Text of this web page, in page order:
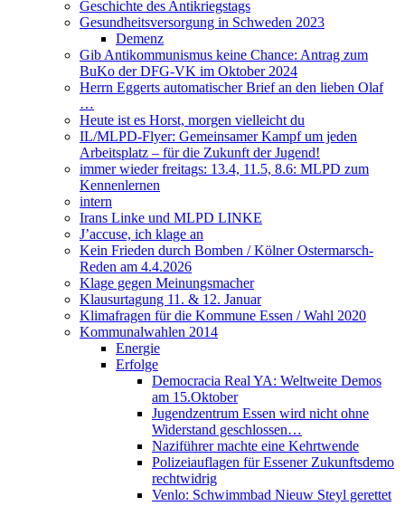
Geschichte des Antikriegstags
Gesundheitsversorgung in Schweden 2023
Demenz
Gib Antikommunismus keine Chance: Antrag zum
BuKo der DFG-VK im Oktober 2024
Herrn Eggerts automatischer Brief an den lieben Olaf
…
Heute ist es Horst, morgen vielleicht du
IL/MLPD-Flyer: Gemeinsamer Kampf um jeden
Arbeitsplatz – für die Zukunft der Jugend!
immer wieder freitags: 13.4, 11.5, 8.6: MLPD zum
Kennenlernen
intern
Irans Linke und MLPD LINKE
J’accuse, ich klage an
Kein Frieden durch Bomben / Kölner Ostermarsch-
Reden am 4.4.2026
Klage gegen Meinungsmacher
Klausurtagung 11. & 12. Januar
Klimafragen für die Kommune Essen / Wahl 2020
Kommunalwahlen 2014
Energie
Erfolge
Democracia Real YA: Weltweite Demos
am 15.Oktober
Jugendzentrum Essen wird nicht ohne
Widerstand geschlossen…
Naziführer machte eine Kehrtwende
Polizeiauflagen für Essener Zukunftsdemo
rechtwidrig
Venlo: Schwimmbad Nieuw Steyl gerettet